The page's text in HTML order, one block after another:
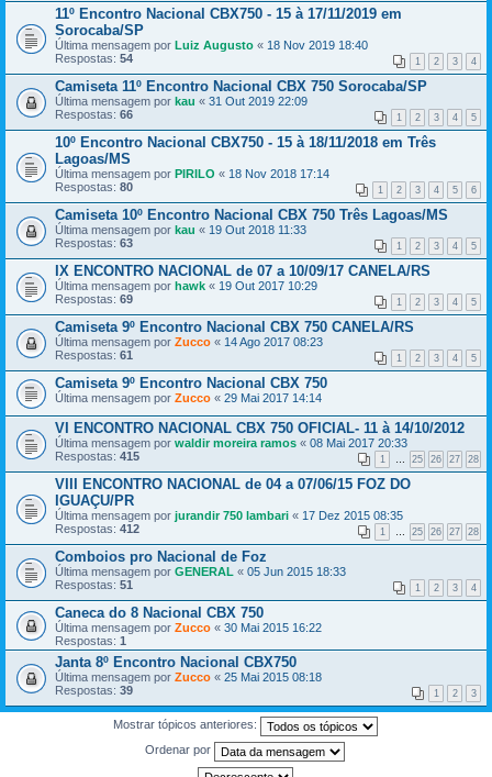
11º Encontro Nacional CBX750 - 15 à 17/11/2019 em
Sorocaba/SP
Última mensagem por Luiz Augusto « 18 Nov 2019 18:40
Respostas: 54 1 2 3 4
Camiseta 11º Encontro Nacional CBX 750 Sorocaba/SP
Última mensagem por kau « 31 Out 2019 22:09
Respostas: 66 1 2 3 4 5
10º Encontro Nacional CBX750 - 15 à 18/11/2018 em Três
Lagoas/MS
Última mensagem por PIRILO « 18 Nov 2018 17:14
Respostas: 80 1 2 3 4 5 6
Camiseta 10º Encontro Nacional CBX 750 Três Lagoas/MS
Última mensagem por kau « 19 Out 2018 11:33
Respostas: 63 1 2 3 4 5
IX ENCONTRO NACIONAL de 07 a 10/09/17 CANELA/RS
Última mensagem por hawk « 19 Out 2017 10:29
Respostas: 69 1 2 3 4 5
Camiseta 9º Encontro Nacional CBX 750 CANELA/RS
Última mensagem por Zucco « 14 Ago 2017 08:23
Respostas: 61 1 2 3 4 5
Camiseta 9º Encontro Nacional CBX 750
Última mensagem por Zucco « 29 Mai 2017 14:14
VI ENCONTRO NACIONAL CBX 750 OFICIAL- 11 à 14/10/2012
Última mensagem por waldir moreira ramos « 08 Mai 2017 20:33
Respostas: 415 1 25 26 27 28
VIII ENCONTRO NACIONAL de 04 a 07/06/15 FOZ DO
IGUAÇU/PR
Última mensagem por jurandir 750 lambari « 17 Dez 2015 08:35
Respostas: 412 1 25 26 27 28
Comboios pro Nacional de Foz
Última mensagem por GENERAL « 05 Jun 2015 18:33
Respostas: 51 1 2 3 4
Caneca do 8 Nacional CBX 750
Última mensagem por Zucco « 30 Mai 2015 16:22
Respostas: 1
Janta 8º Encontro Nacional CBX750
Última mensagem por Zucco « 25 Mai 2015 08:18
Respostas: 39 1 2 3
Mostrar tópicos anteriores:
Ordenar por